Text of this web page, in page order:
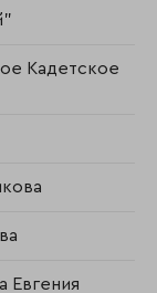
Кадетское